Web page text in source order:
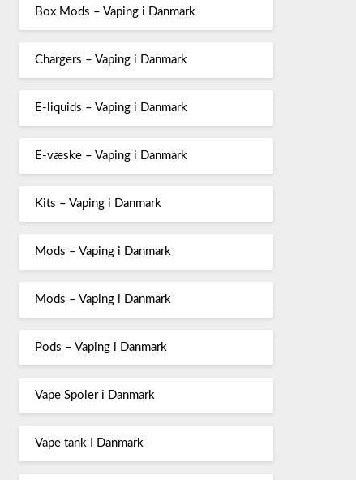
Box Mods – Vaping i Danmark
Chargers – Vaping i Danmark
E-liquids – Vaping i Danmark
E-væske – Vaping i Danmark
Kits – Vaping i Danmark
Mods – Vaping i Danmark
Mods – Vaping i Danmark
Pods – Vaping i Danmark
Vape Spoler i Danmark
Vape tank I Danmark